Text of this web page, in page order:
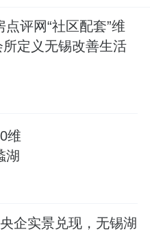
评网“社区配套”维
定义无锡改善生活
维
湖
企实景兑现，无锡湖